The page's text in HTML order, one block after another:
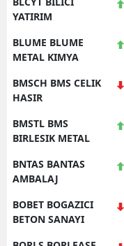
YATIRIM
BLUME BLUME
METAL KIMYA
BMSCH BMS CELIK
HASIR
BMSTL BMS
BIRLESIK METAL
BNTAS BANTAS
AMBALAJ
BOBET BOGAZICI
BETON SANAYI